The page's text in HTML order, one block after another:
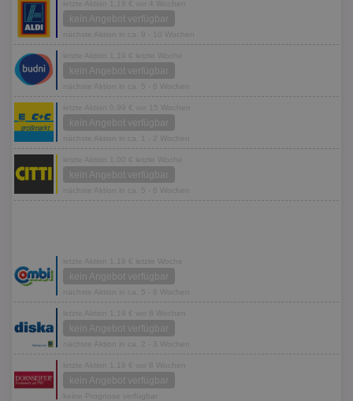
letzte Aktion 1,19 € vor 4 Wochen
kein Angebot verfügbar
nächste Aktion in ca. 9 - 10 Wochen
letzte Aktion 1,19 € letzte Woche
kein Angebot verfügbar
nächste Aktion in ca. 5 - 6 Wochen
letzte Aktion 0,99 € vor 15 Wochen
kein Angebot verfügbar
nächste Aktion in ca. 1 - 2 Wochen
letzte Aktion 1,00 € letzte Woche
kein Angebot verfügbar
nächste Aktion in ca. 5 - 6 Wochen
letzte Aktion 1,19 € letzte Woche
kein Angebot verfügbar
nächste Aktion in ca. 5 - 6 Wochen
letzte Aktion 1,19 € vor 8 Wochen
kein Angebot verfügbar
nächste Aktion in ca. 2 - 3 Wochen
letzte Aktion 1,19 € vor 8 Wochen
kein Angebot verfügbar
keine Prognose verfügbar